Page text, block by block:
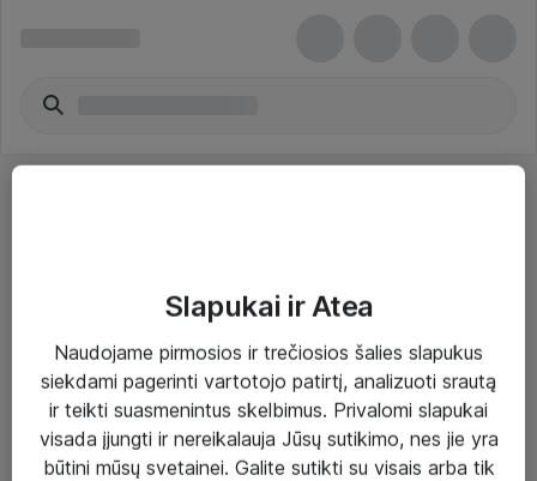
Paslaugos
Sprendimai
Įgyvendinti projektai
Slapukai ir Atea
Naudojame pirmosios ir trečiosios šalies slapukus
siekdami pagerinti vartotojo patirtį, analizuoti srautą
ir teikti suasmenintus skelbimus. Privalomi slapukai
visada įjungti ir nereikalauja Jūsų sutikimo, nes jie yra
būtini mūsų svetainei. Galite sutikti su visais arba tik